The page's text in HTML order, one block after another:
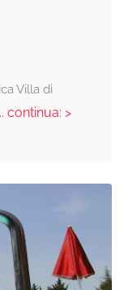
Villa di
continua: >